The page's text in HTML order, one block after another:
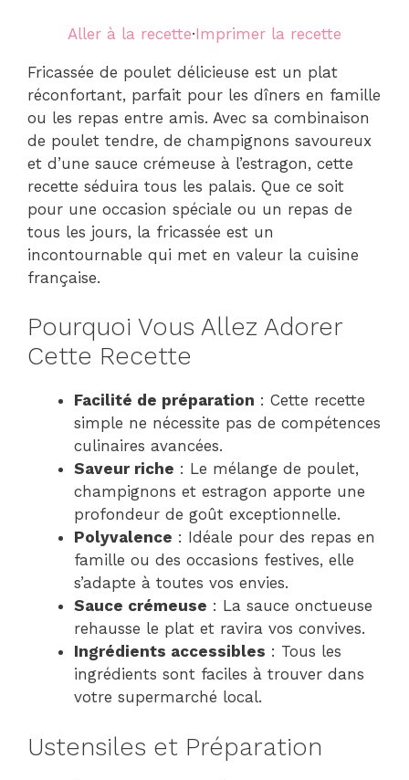
Aller à la recette·Imprimer la recette
Fricassée de poulet délicieuse est un plat
réconfortant, parfait pour les dîners en famille
ou les repas entre amis. Avec sa combinaison
de poulet tendre, de champignons savoureux
et d’une sauce crémeuse à l’estragon, cette
recette séduira tous les palais. Que ce soit
pour une occasion spéciale ou un repas de
tous les jours, la fricassée est un
incontournable qui met en valeur la cuisine
française.
Pourquoi Vous Allez Adorer
Cette Recette
Facilité de préparation : Cette recette
simple ne nécessite pas de compétences
culinaires avancées.
Saveur riche : Le mélange de poulet,
champignons et estragon apporte une
profondeur de goût exceptionnelle.
Polyvalence : Idéale pour des repas en
famille ou des occasions festives, elle
s’adapte à toutes vos envies.
Sauce crémeuse : La sauce onctueuse
rehausse le plat et ravira vos convives.
Ingrédients accessibles : Tous les
ingrédients sont faciles à trouver dans
votre supermarché local.
Ustensiles et Préparation